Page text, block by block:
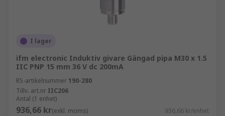
I lager
ifm electronic Induktiv givare Gängad pipa M30 x 1.5
IIC PNP 15 mm 36 V dc 200mA
RS-artikelnummer 190-280
Tillv. art.nr IIC206
Antal (1 enhet)
936,66 kr(exkl. moms) 936,66 kr/enhet